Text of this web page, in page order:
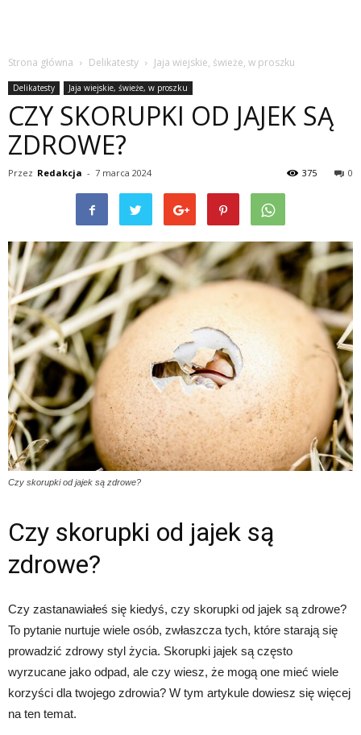
Strona główna Delikatesty Jaja wiejskie, świeże, w proszku
Delikatesty Jaja wiejskie, świeże, w proszku
CZY SKORUPKI OD JAJEK SĄ
ZDROWE?
Przez Redakcja - 7 marca 2024 0
375
Czy skorupki od jajek są zdrowe?
Czy skorupki od jajek są
zdrowe?
Czy zastanawiałeś się kiedyś, czy skorupki od jajek są zdrowe?
To pytanie nurtuje wiele osób, zwłaszcza tych, które starają się
prowadzić zdrowy styl życia. Skorupki jajek są często
wyrzucane jako odpad, ale czy wiesz, że mogą one mieć wiele
korzyści dla twojego zdrowia? W tym artykule dowiesz się więcej
na ten temat.